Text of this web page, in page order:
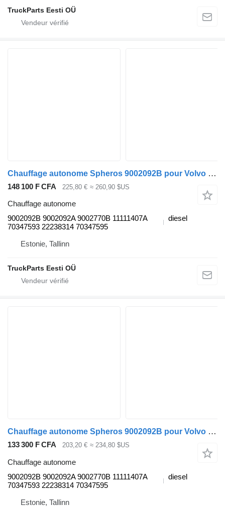
TruckParts Eesti OÜ
Chauffage autonome Spheros 9002092B pour Volvo B6, B7, B9, B10, B12 bus (1978-2011)
148 100 F CFA 225,80 € ≈ 260,90 $US
Chauffage autonome
9002092B 9002092A 9002770B 11111407A
70347593 22238314 70347595
diesel
Estonie, Tallinn
TruckParts Eesti OÜ
Chauffage autonome Spheros 9002092B pour Volvo B6, B7, B9, B10, B12 bus (1978-2011)
133 300 F CFA 203,20 € ≈ 234,80 $US
Chauffage autonome
9002092B 9002092A 9002770B 11111407A
70347593 22238314 70347595
diesel
Estonie, Tallinn